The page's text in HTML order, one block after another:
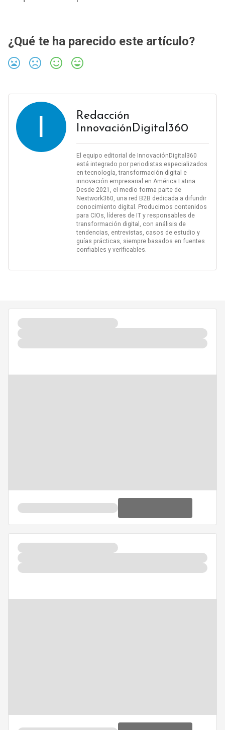
¿Qué te ha parecido este artículo?
I
Redacción
InnovaciónDigital360
El equipo editorial de InnovaciónDigital360
está integrado por periodistas especializados
en tecnología, transformación digital e
innovación empresarial en América Latina.
Desde 2021, el medio forma parte de
Nextwork360, una red B2B dedicada a difundir
conocimiento digital. Producimos contenidos
para CIOs, líderes de IT y responsables de
transformación digital, con análisis de
tendencias, entrevistas, casos de estudio y
guías prácticas, siempre basados en fuentes
confiables y verificables.